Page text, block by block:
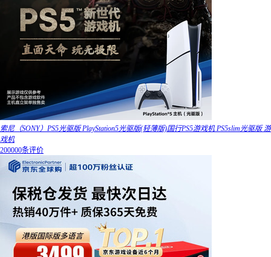
索尼（SONY）PS5光驱版 PlayStation5光驱版(轻薄版)国行PS5游戏机 PS5slim光驱版 游
戏机
200000条评价